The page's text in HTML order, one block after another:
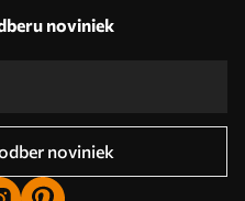
noviniek
noviniek